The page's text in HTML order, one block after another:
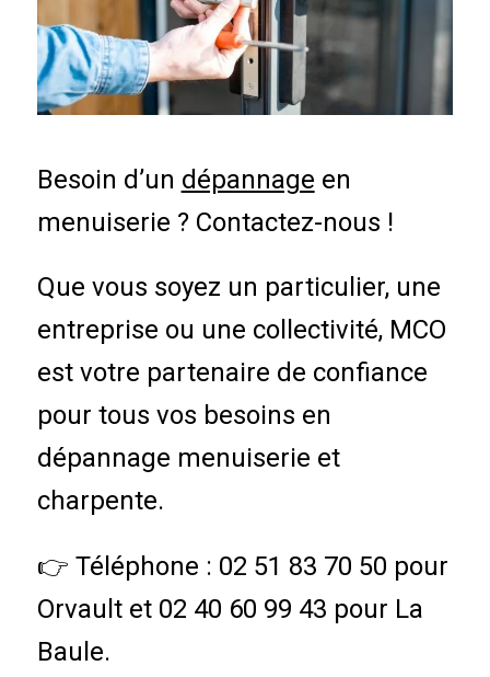
Besoin d’un dépannage en
menuiserie ? Contactez-nous !
Que vous soyez un particulier, une
entreprise ou une collectivité, MCO
est votre partenaire de confiance
pour tous vos besoins en
dépannage menuiserie et
charpente.
👉 Téléphone : 02 51 83 70 50 pour
Orvault et 02 40 60 99 43 pour La
Baule.